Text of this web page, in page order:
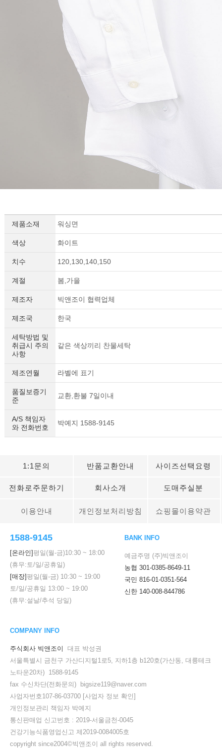
제품소재 워싱면
색상 화이트
치수 120,130,140,150
계절 봄,가을
제조자 빅앤조이 협력업체
제조국 한국
세탁방법 및
취급시 주의
사항
같은 색상끼리 찬물세탁
제조연월 라벨에 표기
품질보증기
준
교환,환불 7일이내
A/S 책임자
와 전화번호
박예지 1588-9145
1:1문의 반품교환안내 사이즈선택요령
전화로주문하기 회사소개 도매주실분
이용안내 개인정보처리방침 쇼핑몰이용약관
1588-9145
[온라인]평일(월-금)10:30 ~ 18:00
(휴무:토/일/공휴일)
[매장]평일(월-금) 10:30 ~ 19:00
토/일/공휴일 13:00 ~ 19:00
(휴무:설날/추석 당일)
BANK INFO
예금주명 (주)빅앤조이
농협 301-0385-8649-11
국민 816-01-0351-564
신한 140-008-844786
COMPANY INFO
주식회사 빅앤조이
대표 박성권
서울특별시 금천구 가산디지털1로5, 지하1층 b120호(가산동, 대륭테크
노타운20차) 1588-9145
fax 수신차단(전화문의) bigsize119@naver.com
사업자번호107-86-03700 [사업자 정보 확인]
개인정보관리 책임자 박예지
통신판매업 신고번호 : 2019-서울금천-0045
건강기능식품영업신고 제2019-0084005호
copyright since2004©빅앤조이 all rights reserved.